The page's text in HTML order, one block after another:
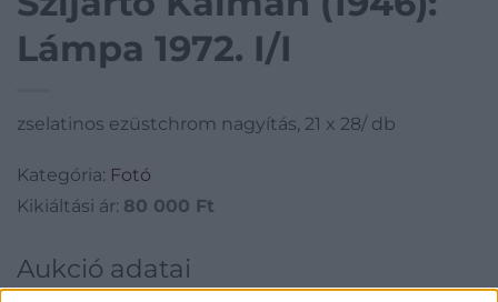
Lámpa 1972. I/I
zselatinos ezüstchrom nagyítás, 21 x 28/ db
Kategória: Fotó
Kikiáltási ár: 80 000 Ft
Aukció adatai